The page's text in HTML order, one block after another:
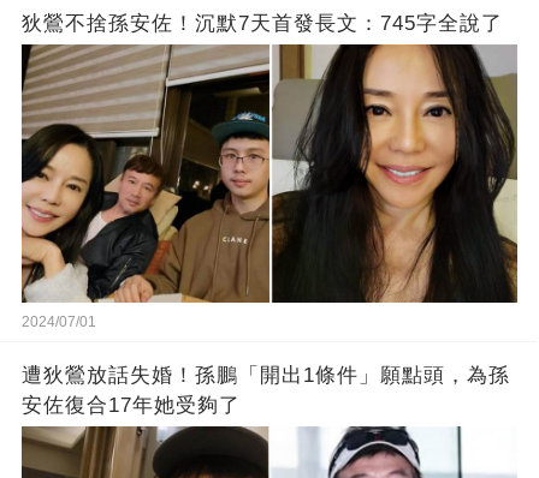
狄鶯不捨孫安佐！沉默7天首發長文：745字全說了
2024/07/01
遭狄鶯放話失婚！孫鵬「開出1條件」願點頭，為孫
安佐復合17年她受夠了